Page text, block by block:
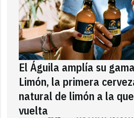
El Águila amplía su
Limón, la primera
natural de limón a la
vuelta